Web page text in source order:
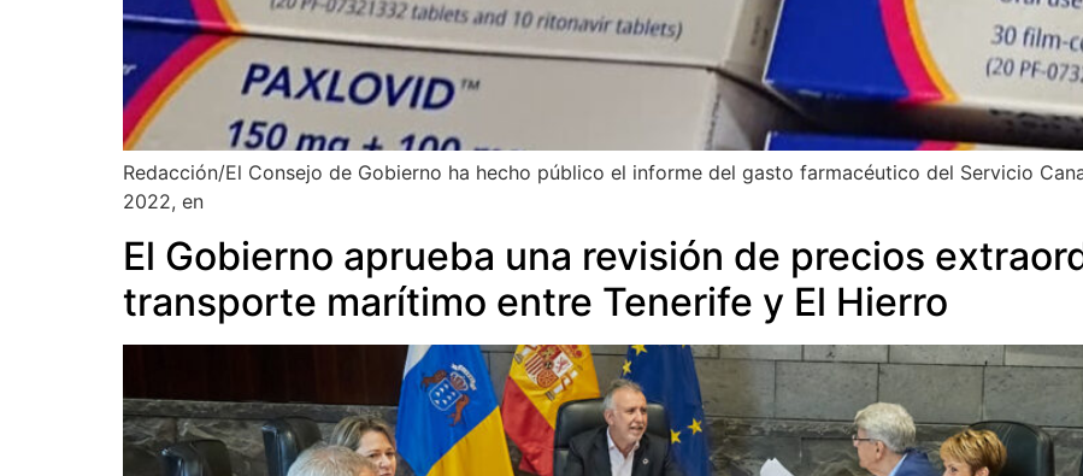
Redacción/El Consejo de Gobierno ha hecho público el informe del gasto farmacéutico del Servicio
2022, en
El Gobierno aprueba una revisión de precios
transporte marítimo entre Tenerife y El Hierro